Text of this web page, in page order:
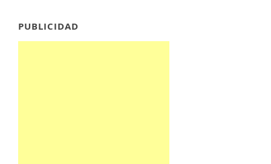
PUBLICIDAD